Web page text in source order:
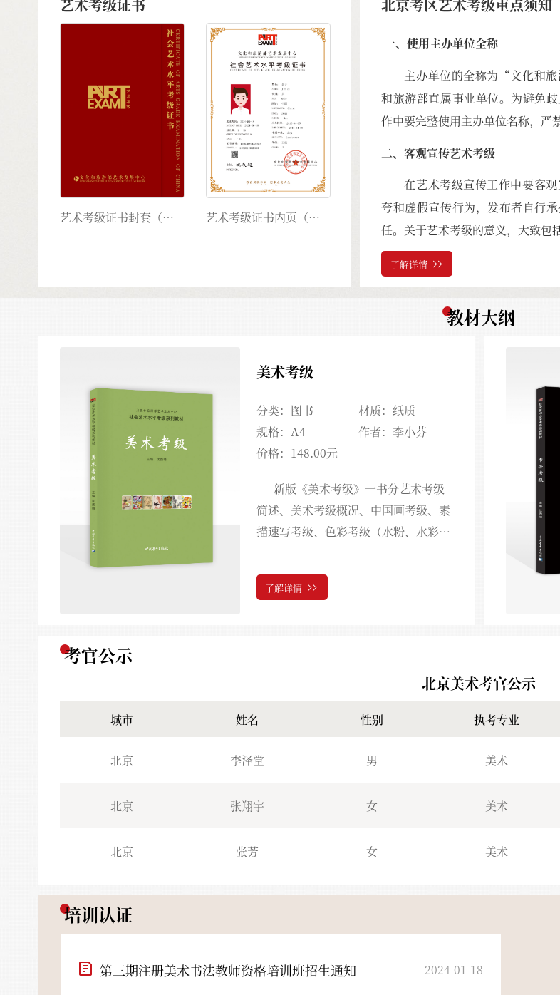
艺术考级证书
艺术考级证书封套（新版） 艺术考级证书内页（新版）
北京考区艺术考级重点须知
一、使用主办单位全称
主办单位的全称为“文化和
和旅游部直属事业单位。为避免
作中要完整使用主办单位名称，严
二、客观宣传艺术考级
在艺术考级宣传工作中要客
夸和虚假宣传行为，发布者自行
任。关于艺术考级的意义， 大致包
了解详情
教材大纲
美术考级
分类：图书
材质：纸质
规格：A4
作者：李小芬
价格：148.00元
新版《美术考级》一书分艺术考级
简述、美术考级概况、中国画考级、素
描速写考级、色彩考级（水粉、水彩、
写，内容简明扼要、深入浅出、图文并
茂、针对性强、涵盖面广，是参加美术
了解详情
考官公示
北京美术考官公示
城市 姓名 性别 执考专业
北京 李泽堂 男 美术
北京 张翔宇 女 美术
北京 张芳 女 美术
培训认证
2024-01-18
第四期注册美术书法教师资格培训班招生通知
2024-01-18
第三期注册美术书法教师资格培训班招生通知
第二期注册美术书法教师资格培训班招生通知
第一期注册美术书法教师资格培训班招生通知
NEW
第五期注册美术书法教师资格培训班招生通知
第三期注册美术书法教师资格培训班招生通知